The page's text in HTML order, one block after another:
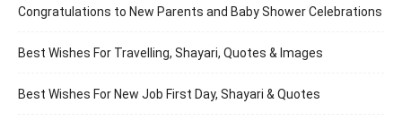
Congratulations to New Parents and Baby Shower Celebrations
Best Wishes For Travelling, Shayari, Quotes & Images
Best Wishes For New Job First Day, Shayari & Quotes